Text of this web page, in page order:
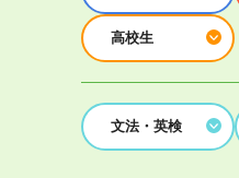
高校生
文法・英検